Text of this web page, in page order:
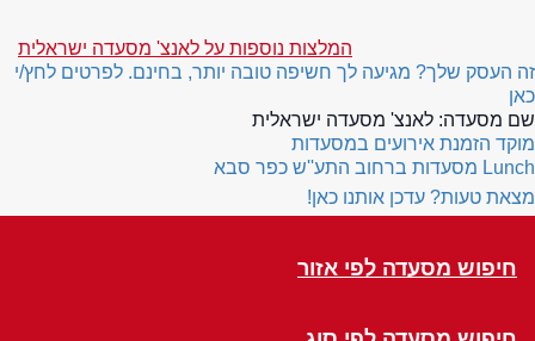
המלצות נוספות על לאנצ' מסעדה ישראלית
זה העסק שלך? מגיעה לך חשיפה טובה יותר, בחינם. לפרטים לחץ/י
כאן
שם מסעדה: לאנצ' מסעדה ישראלית
מוקד הזמנת אירועים במסעדות
Lunch מסעדות ברחוב התע''ש כפר סבא
מצאת טעות? עדכן אותנו כאן!
חיפוש מסעדה לפי אזור